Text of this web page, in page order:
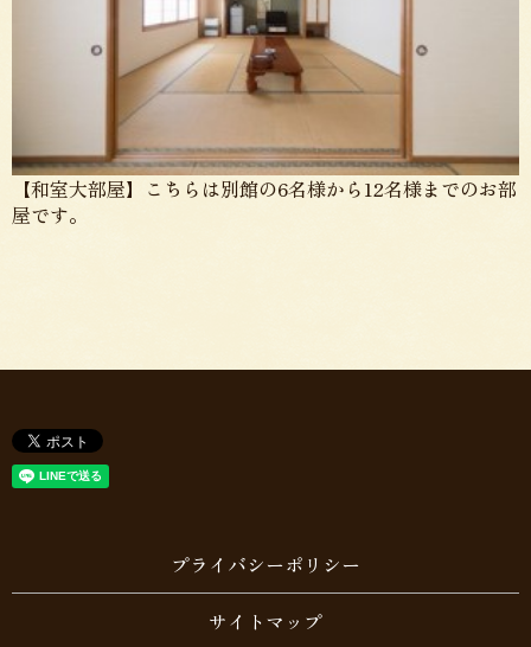
【和室大部屋】こちらは別館の6名様から12名様までのお部
屋です。
プライバシーポリシー
サイトマップ